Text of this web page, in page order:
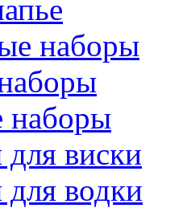
наборы
наборы
виски
водки